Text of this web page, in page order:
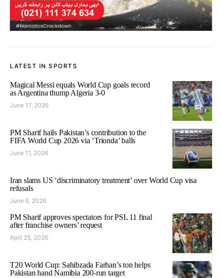
LATEST IN SPORTS
Magical Messi equals World Cup goals record
as Argentina thump Algeria 3-0
June 17, 2026
PM Sharif hails Pakistan’s contribution to the
FIFA World Cup 2026 via ‘Trionda’ balls
June 11, 2026
Iran slams US ‘discriminatory treatment’ over World Cup visa
refusals
June 6, 2026
PM Sharif approves spectators for PSL 11 final
after franchise owners’ request
April 25, 2026
T20 World Cup: Sahibzada Farhan’s ton helps
Pakistan hand Namibia 200-run target